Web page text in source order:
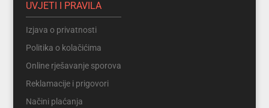
UVJETI I PRAVILA
Izjava o privatnosti
Politika o kolačićima
Online rješavanje sporova
Reklamacije i prigovori
Načini plaćanja